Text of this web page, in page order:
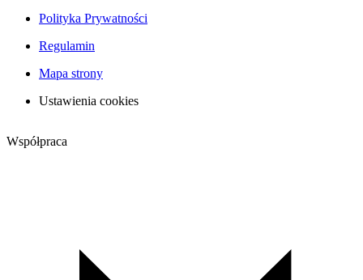
Polityka Prywatności
Regulamin
Mapa strony
Ustawienia cookies
Współpraca